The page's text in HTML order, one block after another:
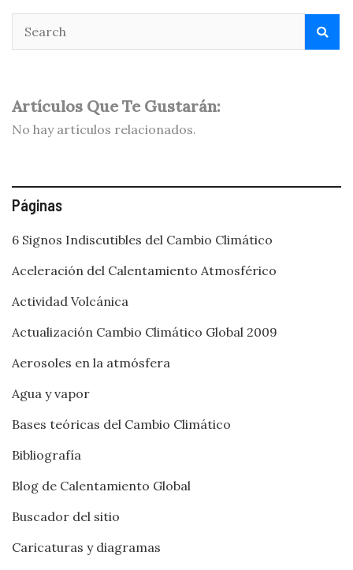
Artículos Que Te Gustarán:
No hay artículos relacionados.
Páginas
6 Signos Indiscutibles del Cambio Climático
Aceleración del Calentamiento Atmosférico
Actividad Volcánica
Actualización Cambio Climático Global 2009
Aerosoles en la atmósfera
Agua y vapor
Bases teóricas del Cambio Climático
Bibliografía
Blog de Calentamiento Global
Buscador del sitio
Caricaturas y diagramas